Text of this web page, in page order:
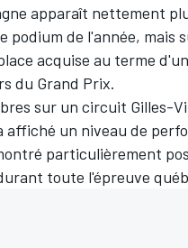
apparaît nettement
podium de l'année,
acquise au terme
du Grand Prix.
sur un circuit Gilles-
un niveau de
particulièrement
toute l'épreuve